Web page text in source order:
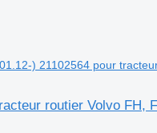
) 21102564 pour
routier Volvo FH,